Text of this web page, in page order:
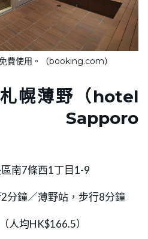
費使用。（booking.com）
幌薄野（hotel
Sapporo
南7條西1丁目1-9
分鐘／薄野站，步行8分鐘
人均HK$166.5）